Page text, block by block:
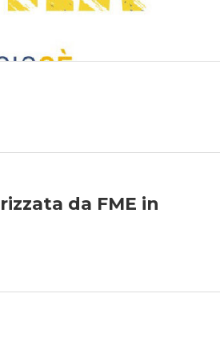
da FME in